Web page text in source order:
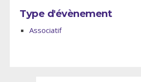
Type d'évènement
Associatif